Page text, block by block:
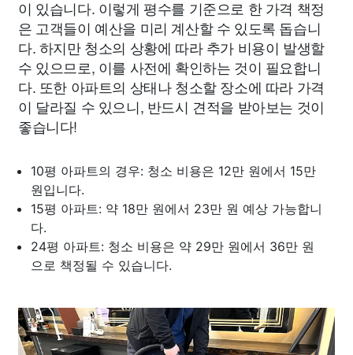
이 있습니다. 이렇게 평수를 기준으로 한 가격 책정
은 고객들이 예산을 미리 계산할 수 있도록 돕습니
다. 하지만 청소의 상황에 따라 추가 비용이 발생할
수 있으므로, 이를 사전에 확인하는 것이 필요합니
다. 또한 아파트의 상태나 청소할 장소에 따라 가격
이 달라질 수 있으니, 반드시 견적을 받아보는 것이
좋습니다!
10평 아파트의 경우: 청소 비용은 12만 원에서 15만
원입니다.
15평 아파트: 약 18만 원에서 23만 원 예상 가능합니
다.
24평 아파트: 청소 비용은 약 29만 원에서 36만 원
으로 책정될 수 있습니다.